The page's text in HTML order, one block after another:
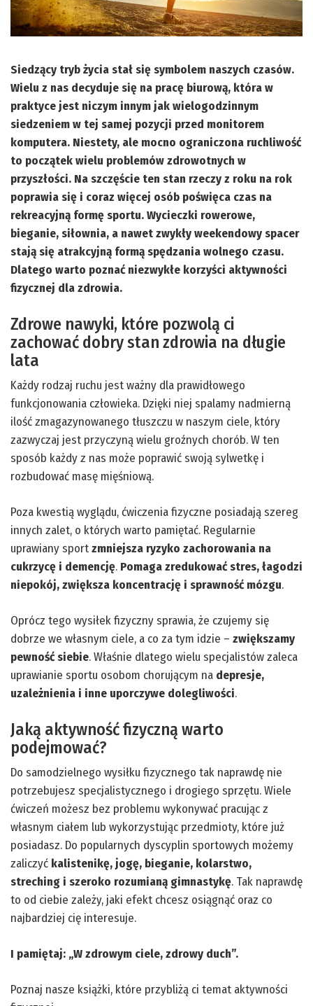
Siedzący tryb życia stał się symbolem naszych czasów.
Wielu z nas decyduje się na pracę biurową, która w
praktyce jest niczym innym jak wielogodzinnym
siedzeniem w tej samej pozycji przed monitorem
komputera. Niestety, ale mocno ograniczona ruchliwość
to początek wielu problemów zdrowotnych w
przyszłości. Na szczęście ten stan rzeczy z roku na rok
poprawia się i coraz więcej osób poświęca czas na
rekreacyjną formę sportu. Wycieczki rowerowe,
bieganie, siłownia, a nawet zwykły weekendowy spacer
stają się atrakcyjną formą spędzania wolnego czasu.
Dlatego warto poznać niezwykłe korzyści aktywności
fizycznej dla zdrowia.
Zdrowe nawyki, które pozwolą ci
zachować dobry stan zdrowia na długie
lata
Każdy rodzaj ruchu jest ważny dla prawidłowego
funkcjonowania człowieka. Dzięki niej spalamy nadmierną
ilość zmagazynowanego tłuszczu w naszym ciele, który
zazwyczaj jest przyczyną wielu groźnych chorób. W ten
sposób każdy z nas może poprawić swoją sylwetkę i
rozbudować masę mięśniową.
Poza kwestią wyglądu, ćwiczenia fizyczne posiadają szereg
innych zalet, o których warto pamiętać. Regularnie
uprawiany sportzmniejsza ryzyko zachorowania na
cukrzycę i demencję. Pomaga zredukować stres, łagodzi
niepokój, zwiększa koncentrację i sprawność mózgu.
Oprócz tego wysiłek fizyczny sprawia, że czujemy się
dobrze we własnym ciele, a co za tym idzie – zwiększamy
pewność siebie. Właśnie dlatego wielu specjalistów zaleca
uprawianie sportu osobom chorującym na depresje,
uzależnienia i inne uporczywe dolegliwości.
Jaką aktywność fizyczną warto
podejmować?
Do samodzielnego wysiłku fizycznego tak naprawdę nie
potrzebujesz specjalistycznego i drogiego sprzętu. Wiele
ćwiczeń możesz bez problemu wykonywać pracując z
własnym ciałem lub wykorzystując przedmioty, które już
posiadasz. Do popularnych dyscyplin sportowych możemy
zaliczyć kalistenikę, jogę, bieganie, kolarstwo,
streching i szeroko rozumianą gimnastykę. Tak naprawdę
to od ciebie zależy, jaki efekt chcesz osiągnąć oraz co
najbardziej cię interesuje.
I pamiętaj: „W zdrowym ciele, zdrowy duch”.
Poznaj nasze książki, które przybliżą ci temat aktywności